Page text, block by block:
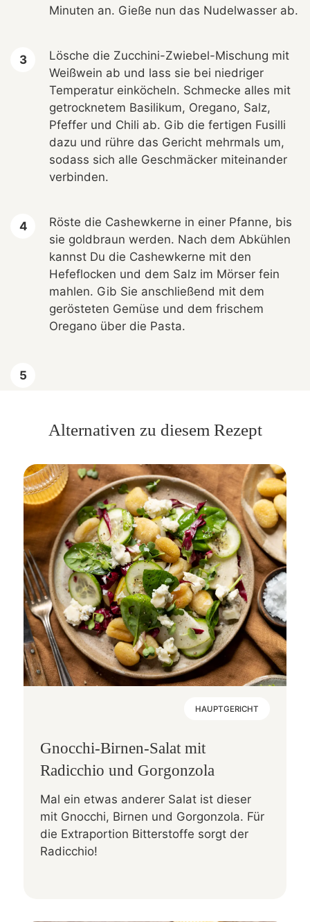
Minuten an. Gieße nun das Nudelwasser ab.
Lösche die Zucchini-Zwiebel-Mischung mit
Weißwein ab und lass sie bei niedriger
Temperatur einköcheln. Schmecke alles mit
getrocknetem Basilikum, Oregano, Salz,
Pfeffer und Chili ab. Gib die fertigen Fusilli
dazu und rühre das Gericht mehrmals um,
sodass sich alle Geschmäcker miteinander
verbinden.
Röste die Cashewkerne in einer Pfanne, bis
sie goldbraun werden. Nach dem Abkühlen
kannst Du die Cashewkerne mit den
Hefeflocken und dem Salz im Mörser fein
mahlen. Gib Sie anschließend mit dem
gerösteten Gemüse und dem frischem
Oregano über die Pasta.
Alternativen zu diesem Rezept
HAUPTGERICHT
Gnocchi-Birnen-Salat mit
Radicchio und Gorgonzola
Mal ein etwas anderer Salat ist dieser
mit Gnocchi, Birnen und Gorgonzola. Für
die Extraportion Bitterstoffe sorgt der
Radicchio!